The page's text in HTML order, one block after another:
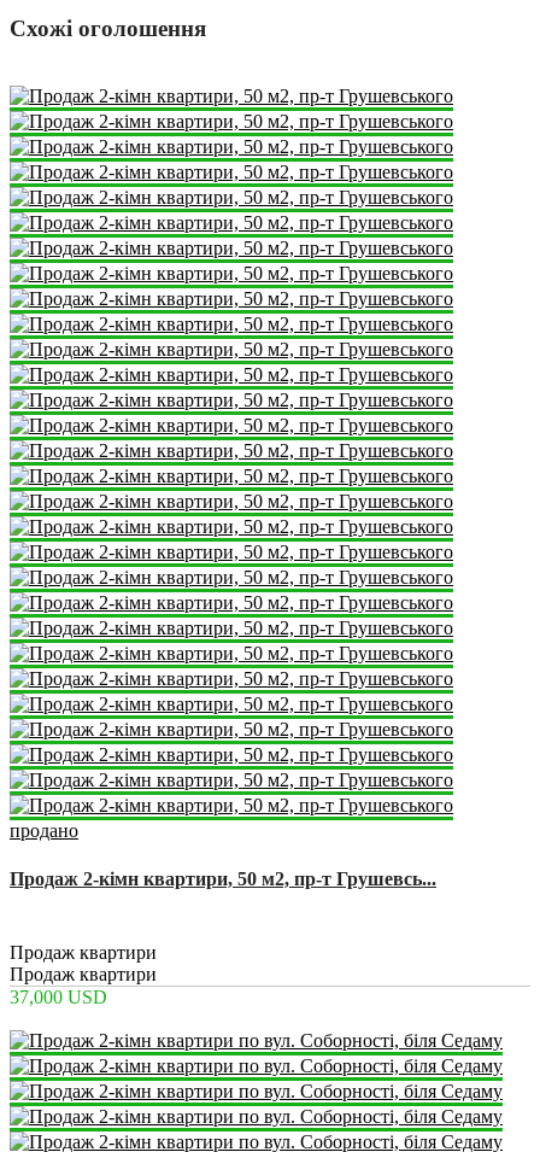
Схожі оголошення
продано
Продаж 2-кімн квартири, 50 м2, пр-т Грушевсь...
Продаж квартири
Продаж квартири
37,000 USD